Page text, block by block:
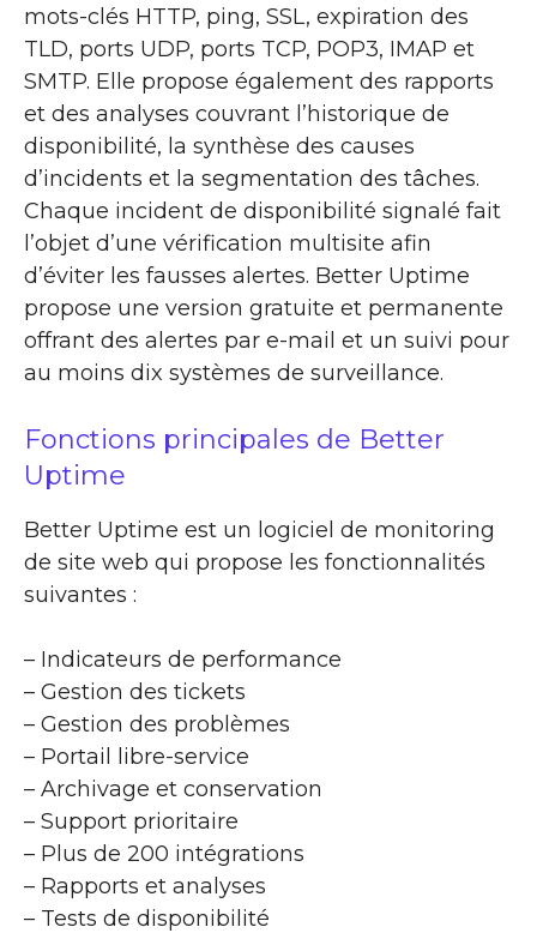
mots-clés HTTP, ping, SSL, expiration des
TLD, ports UDP, ports TCP, POP3, IMAP et
SMTP. Elle propose également des rapports
et des analyses couvrant l’historique de
disponibilité, la synthèse des causes
d’incidents et la segmentation des tâches.
Chaque incident de disponibilité signalé fait
l’objet d’une vérification multisite afin
d’éviter les fausses alertes. Better Uptime
propose une version gratuite et permanente
offrant des alertes par e-mail et un suivi pour
au moins dix systèmes de surveillance.
Fonctions principales de Better
Uptime
Better Uptime est un logiciel de monitoring
de site web qui propose les fonctionnalités
suivantes :
– Indicateurs de performance
– Gestion des tickets
– Gestion des problèmes
– Portail libre-service
– Archivage et conservation
– Support prioritaire
– Plus de 200 intégrations
– Rapports et analyses
– Tests de disponibilité